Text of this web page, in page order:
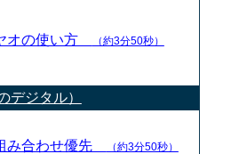
オの使い方 （約3分50秒）
デジタル）
み合わせ優先 （約3分50秒）